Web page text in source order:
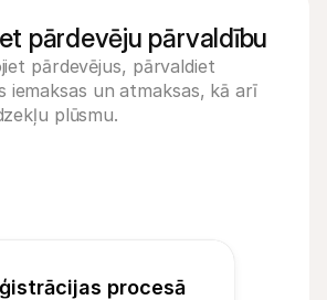
pārdevēju pārvaldību
pārdevējus, pārvaldiet
iemaksas un atmaksas, kā arī
plūsmu.
procesā